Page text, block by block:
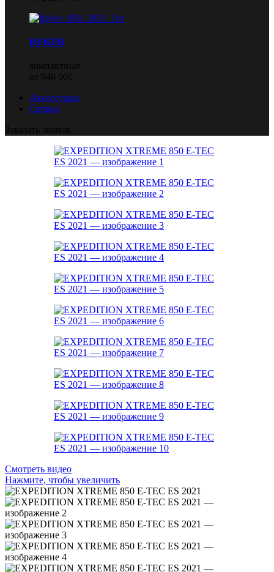
RYKER
компактные
от 946 000
Аксессуары
Сервис
Заказать звонок
Смотреть видео
Нажмите, чтобы увеличить